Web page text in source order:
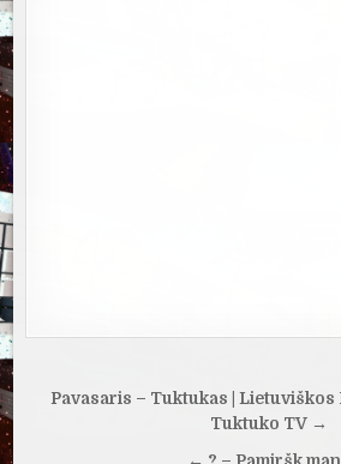
Navigacija
Pavasaris – Tuktukas | Lietuviškos
Tuktuko TV →